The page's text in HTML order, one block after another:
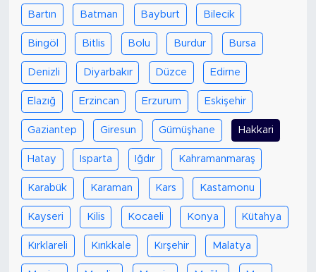
Bartın Batman Bayburt Bilecik
Bingöl Bitlis Bolu Burdur Bursa
Denizli Diyarbakır Düzce Edirne
Elazığ Erzincan Erzurum Eskişehir
Gaziantep Giresun Gümüşhane Hakkari
Hatay Isparta Iğdır Kahramanmaraş
Karabük Karaman Kars Kastamonu
Kayseri Kilis Kocaeli Konya Kütahya
Kırklareli Kırıkkale Kırşehir Malatya